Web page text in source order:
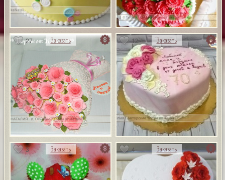
27 Заказать 12 Заказать
3 Заказать 4 Заказать